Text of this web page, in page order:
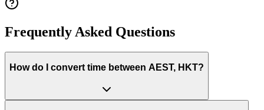
Frequently Asked Questions
How do I convert time between AEST, HKT?